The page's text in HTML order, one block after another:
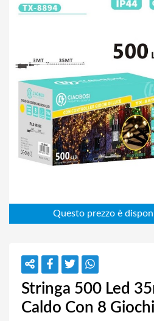
Stringa 500 Led
Caldo Con 8